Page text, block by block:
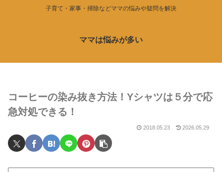
子育て・家事・掃除などママの悩みや疑問を解決
ママは悩みが多い
コーヒーの染み抜き方法！Yシャツは５分で応
急対処できる！
2018.05.23 2026.05.29